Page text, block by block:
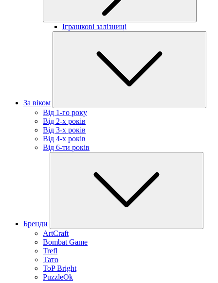
Іграшкові залізниці
За віком
Від 1-го року
Від 2-х років
Від 3-х років
Від 4-х років
Від 6-ти років
Бренди
ArtCraft
Bombat Game
Trefl
Тато
ToP Bright
PuzzleOk